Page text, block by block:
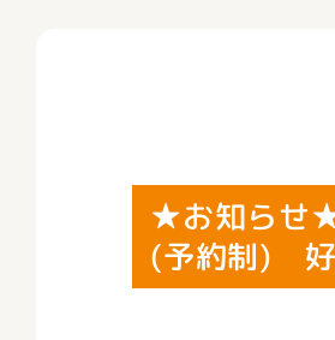
★お知らせ★
(予約制)